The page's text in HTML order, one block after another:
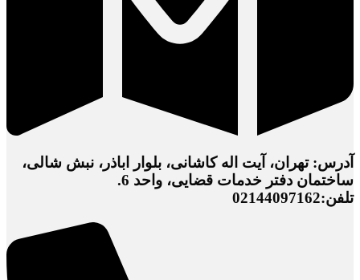
آدرس: تهران، آیت اله کاشانی، بلوار اباذر، نبش شالی،
ساختمان دفتر خدمات قضایی، واحد 6.
تلفن:02144097162